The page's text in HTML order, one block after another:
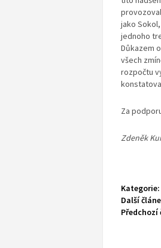
jako
jednoho
Důkazem
všech
rozpočtu
Za
Zdeněk
Kategorie:
Další
Předchozí